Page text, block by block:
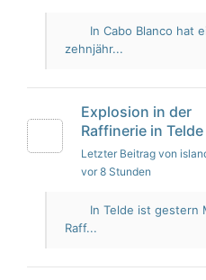
In Cabo Blanco hat
zehnjähr...
Explosion in der
Raffinerie in Telde
Letzter Beitrag von
vor 8 Stunden
In Telde ist gestern
Raff...